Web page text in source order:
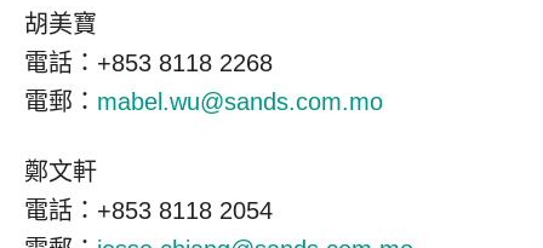
胡美寶
電話：+853 8118 2268
電郵： mabel.wu@sands.com.mo
鄭文軒
電話：+853 8118 2054